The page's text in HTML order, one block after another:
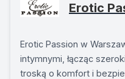
Erotic
Erotic Passion w
intymnymi, łącząc
troską o komfort i